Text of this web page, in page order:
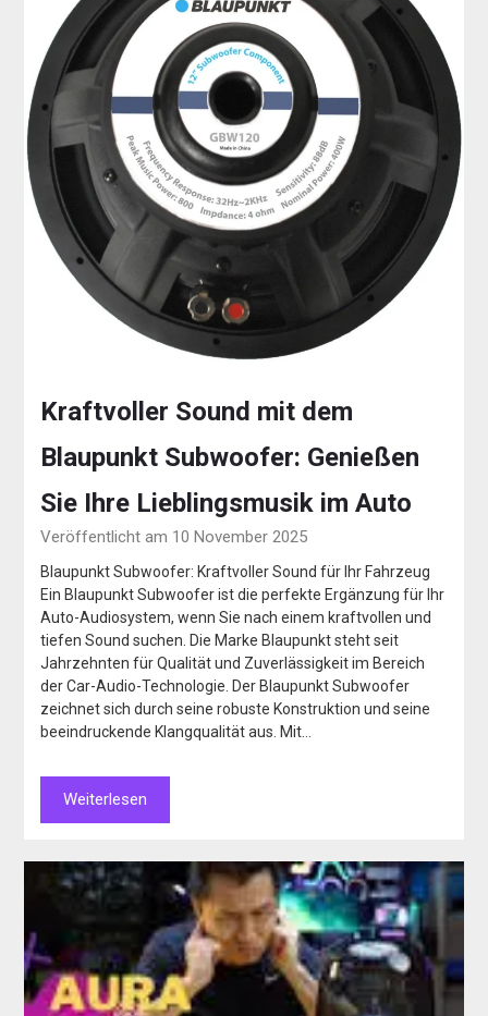
Kraftvoller Sound mit dem
Blaupunkt Subwoofer: Genießen
Sie Ihre Lieblingsmusik im Auto
Veröffentlicht am 10 November 2025
Blaupunkt Subwoofer: Kraftvoller Sound für Ihr Fahrzeug
Ein Blaupunkt Subwoofer ist die perfekte Ergänzung für Ihr
Auto-Audiosystem, wenn Sie nach einem kraftvollen und
tiefen Sound suchen. Die Marke Blaupunkt steht seit
Jahrzehnten für Qualität und Zuverlässigkeit im Bereich
der Car-Audio-Technologie. Der Blaupunkt Subwoofer
zeichnet sich durch seine robuste Konstruktion und seine
beeindruckende Klangqualität aus. Mit…
Weiterlesen